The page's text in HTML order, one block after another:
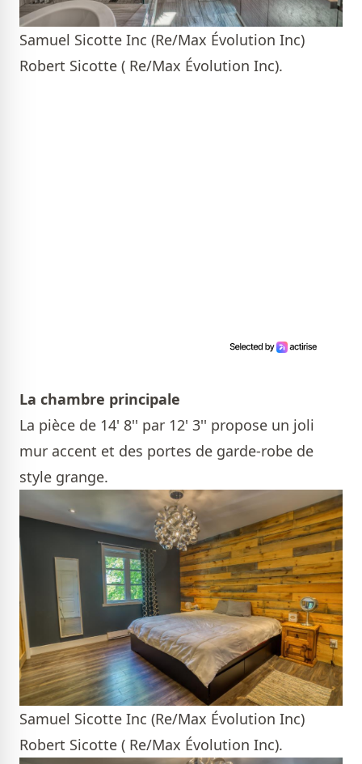
Samuel Sicotte Inc (Re/Max Évolution Inc)
Robert Sicotte ( Re/Max Évolution Inc).
La chambre principale
La pièce de 14' 8'' par 12' 3'' propose un joli
mur accent et des portes de garde-robe de
style grange.
Samuel Sicotte Inc (Re/Max Évolution Inc)
Robert Sicotte ( Re/Max Évolution Inc).